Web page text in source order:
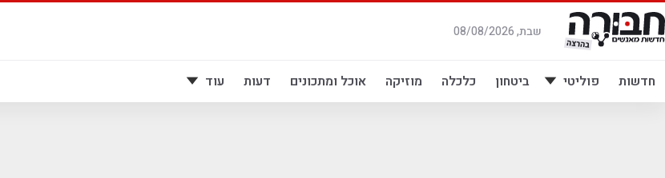
דלג
לתוכן
שבת, 08/08/2026
חדשות פוליטי ביטחון כלכלה מוזיקה אוכל ומתכונים דעות עוד